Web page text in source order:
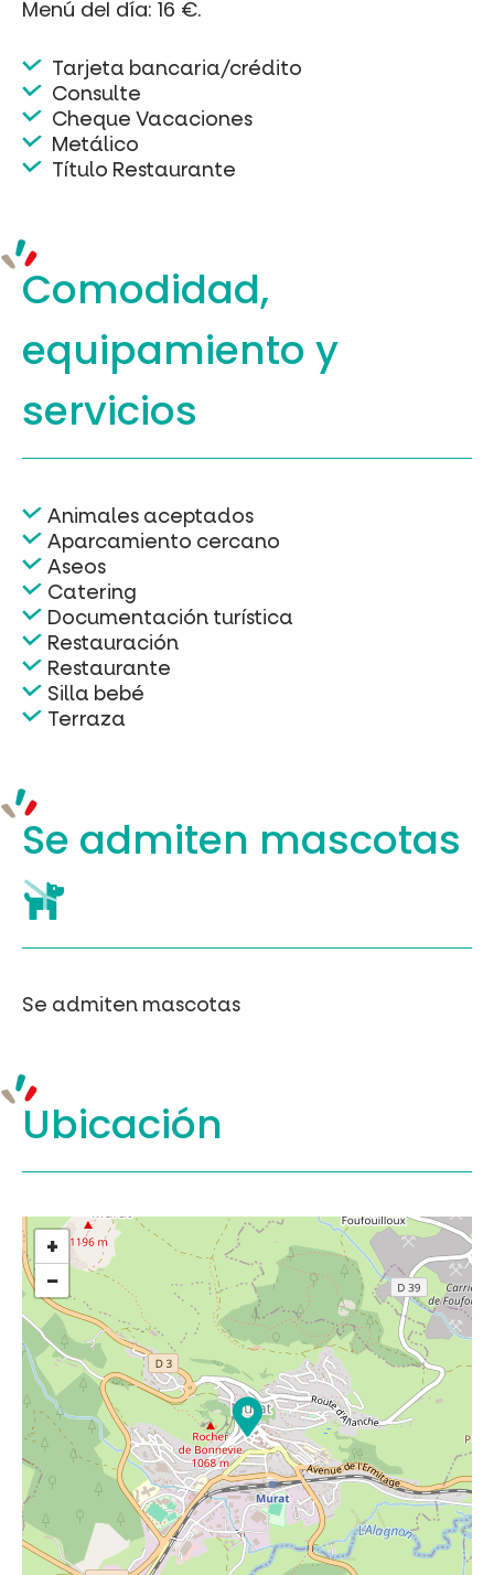
Menú del día: 16 €.
Tarjeta bancaria/crédito
Consulte
Cheque Vacaciones
Metálico
Título Restaurante
Comodidad,
equipamientoy
servicios
Animales aceptados
Aparcamiento cercano
Aseos
Catering
Documentación turística
Restauración
Restaurante
Silla bebé
Terraza
Se admiten mascotas
Se admiten mascotas
Ubicación
+
−